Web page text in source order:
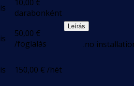
10,00 €
darabonként
50,00 €
/foglalás
Leírás
.no
150,00 € /hét